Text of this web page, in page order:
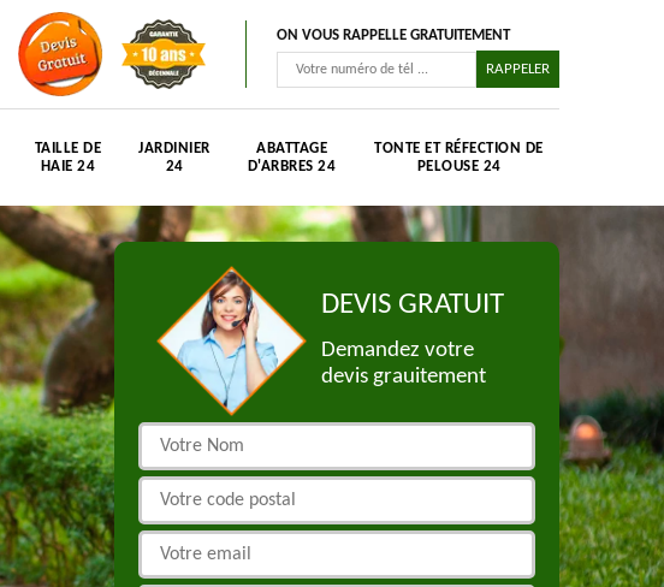
ON VOUS RAPPELLE GRATUITEMENT
TAILLE DE
HAIE 24
JARDINIER
24
ABATTAGE
D'ARBRES 24
TONTE ET RÉFECTION DE
PELOUSE 24
DEVIS GRATUIT
Demandez votre
devis grauitement